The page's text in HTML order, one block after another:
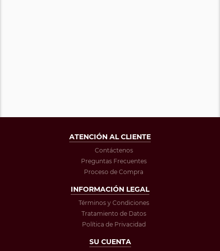
ATENCIÓN AL CLIENTE
Contáctenos
Preguntas Frecuentes
Proceso de Compra
INFORMACIÓN LEGAL
Términos y Condiciones
Tratamiento de Datos
Política de Privacidad
SU CUENTA